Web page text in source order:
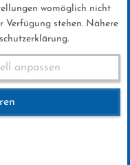
viel Spaß
womöglich nicht
stehen. Nähere
anpassen